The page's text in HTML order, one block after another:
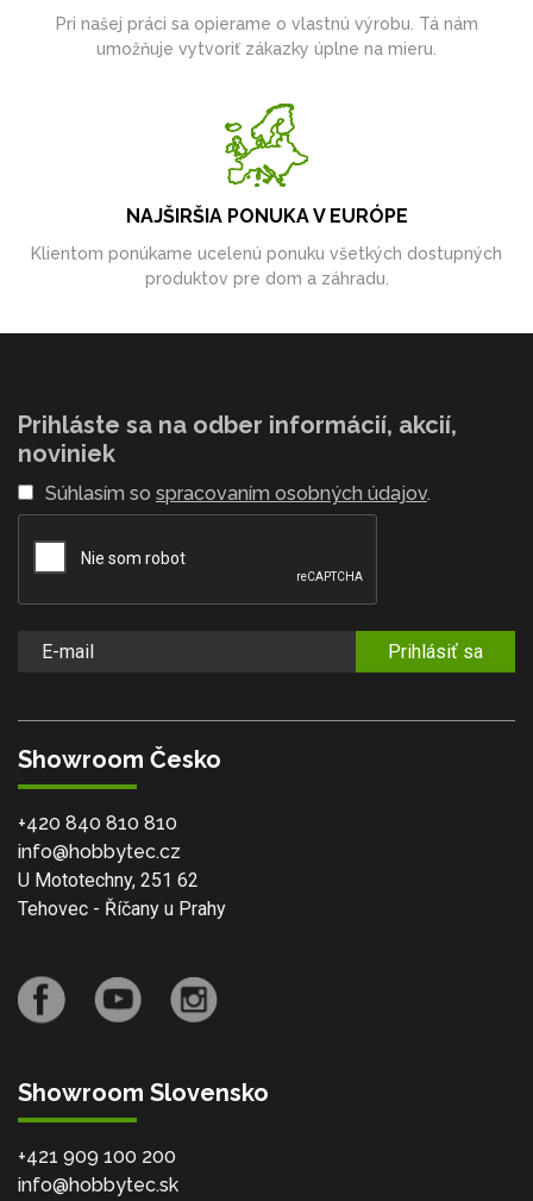
Pri našej práci sa opierame o vlastnú výrobu. Tá nám
umožňuje vytvoriť zákazky úplne na mieru.
NAJŠIRŠIA PONUKA V EURÓPE
Klientom ponúkame ucelenú ponuku všetkých dostupných
produktov pre dom a záhradu.
Prihláste sa na odber informácií, akcií,
noviniek
Súhlasím so spracovaním osobných údajov.
Prihlásiť sa
Showroom Česko
+420 840 810 810
info@hobbytec.cz
U Mototechny, 251 62
Tehovec - Říčany u Prahy
Showroom Slovensko
+421 909 100 200
info@hobbytec.sk